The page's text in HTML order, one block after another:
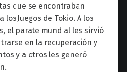
que se encontraban
los Juegos de Tokio. A los
el parate mundial les sirvió
en la recuperación y
y a otros les generó